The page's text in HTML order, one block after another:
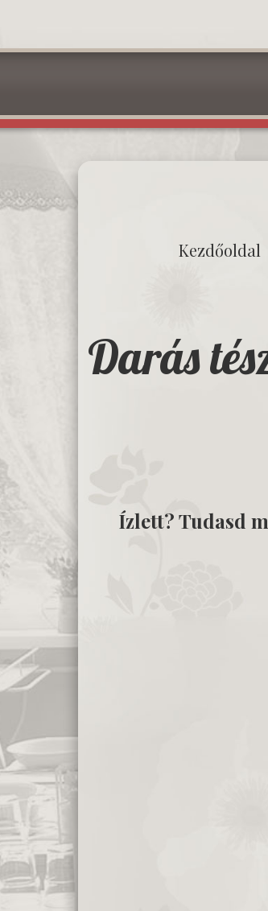
Kezdőoldal
Darás
Ízlett? Tudasd